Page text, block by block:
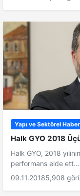
Yapı ve Sektörel
Halk GYO 2018
Halk GYO, 2018
performans elde ett...
09.11.20185,908